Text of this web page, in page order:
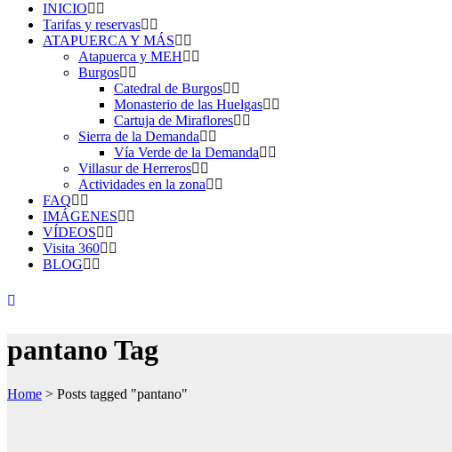
INICIO
Tarifas y reservas
ATAPUERCA Y MÁS
Atapuerca y MEH
Burgos
Catedral de Burgos
Monasterio de las Huelgas
Cartuja de Miraflores
Sierra de la Demanda
Vía Verde de la Demanda
Villasur de Herreros
Actividades en la zona
FAQ
IMÁGENES
VÍDEOS
Visita 360
BLOG
pantano Tag
Home > Posts tagged "pantano"